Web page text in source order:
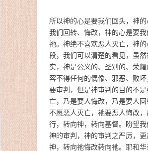
所以神的心是要我们回头，神
我们回转、悔改，神的心是要
祂。神绝不喜欢恶人灭亡，神
段，我们可以清楚的看见，虽
实，神是公义的、圣别的、荣
容不得任何的偶像、邪恶、败
要审判，但是神审判的目的不
亡，乃是要人悔改，乃是要人
不愿恶人灭亡，祂要恶人悔改
行，转向神，转向基督。盼望
神的审判，神的审判之严厉，
神，转向祂悔改转向祂。耶和